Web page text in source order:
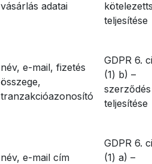
vásárlás adatai
teljesítése
név, e-mail, fizetés
összege,
tranzakcióazonosító
GDPR 6.
(1) b) –
szerződés
teljesítése
név, e-mail cím
GDPR 6.
(1) a) –